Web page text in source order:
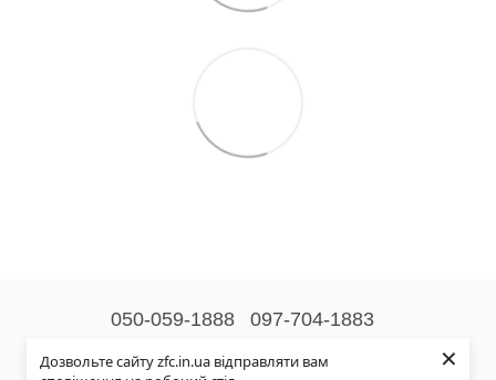
Дозвольте сайту zfc.in.ua відправляти вам
×
050-059-1888 097-704-1883
Контактна інформація